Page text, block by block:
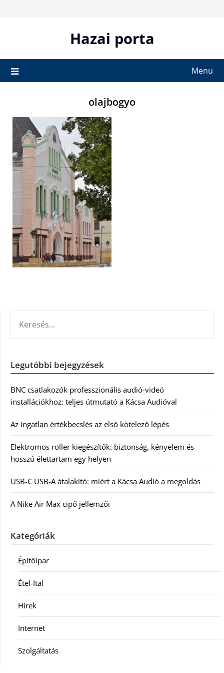
Hazai porta
Menu
olajbogyo
Legutóbbi bejegyzések
BNC csatlakozók professzionális audió-videó
installációkhoz: teljes útmutató a Kácsa Audióval
Az ingatlan értékbecslés az első kötelező lépés
Elektromos roller kiegészítők: biztonság, kényelem és
hosszú élettartam egy helyen
USB-C USB-A átalakító: miért a Kácsa Audió a megoldás
A Nike Air Max cipő jellemzői
Kategóriák
Építőipar
Étel-Ital
Hírek
Internet
Szolgáltatás